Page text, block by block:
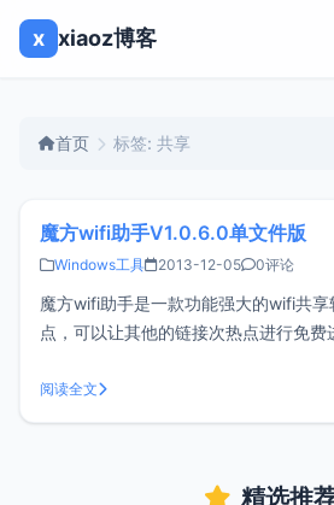
x xiaoz博客
首页 标签: 共享
魔方wifi助手V1.0.6.0单文件版
Windows工具 2013-12-05 0评论
魔方wifi助手是一款功能强大的wifi共
点，可以让其他的链接次热点进行免费
5.0.0.78 提取制作。 2、以主文件版本
化。 3、去除软件检查更
阅读全文
精选推